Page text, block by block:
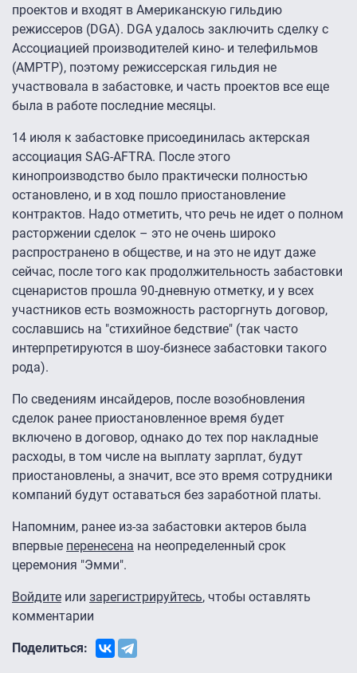
проектов и входят в Американскую гильдию
режиссеров (DGA). DGA удалось заключить сделку с
Ассоциацией производителей кино- и телефильмов
(AMPTP), поэтому режиссерская гильдия не
участвовала в забастовке, и часть проектов все еще
была в работе последние месяцы.
14 июля к забастовке присоединилась актерская
ассоциация SAG-AFTRA. После этого
кинопроизводство было практически полностью
остановлено, и в ход пошло приостановление
контрактов. Надо отметить, что речь не идет о полном
расторжении сделок – это не очень широко
распространено в обществе, и на это не идут даже
сейчас, после того как продолжительность забастовки
сценаристов прошла 90-дневную отметку, и у всех
участников есть возможность расторгнуть договор,
сославшись на "стихийное бедствие" (так часто
интерпретируются в шоу-бизнесе забастовки такого
рода).
По сведениям инсайдеров, после возобновления
сделок ранее приостановленное время будет
включено в договор, однако до тех пор накладные
расходы, в том числе на выплату зарплат, будут
приостановлены, а значит, все это время сотрудники
компаний будут оставаться без заработной платы.
Напомним, ранее из-за забастовки актеров была
впервые перенесена на неопределенный срок
церемония "Эмми".
Войдите или зарегистрируйтесь, чтобы оставлять
комментарии
Поделиться: